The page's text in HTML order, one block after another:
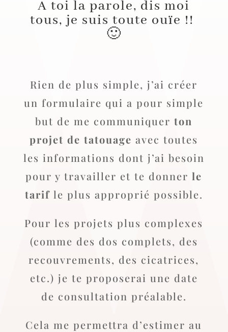
A toi la parole, dis moi
tous, je suis toute ouïe !!
🙂
Rien de plus simple, j’ai créer
un formulaire qui a pour simple
but de me communiquerton
projet de tatouage avec toutes
les informations dont j’ai besoin
pour y travailler et te donnerle
tarifle plus approprié possible.
Pour les projets plus complexes
(comme des dos complets, des
recouvrements, des cicatrices,
etc.) je te proposerai une date
de consultation préalable.
Cela me permettra d’estimer au